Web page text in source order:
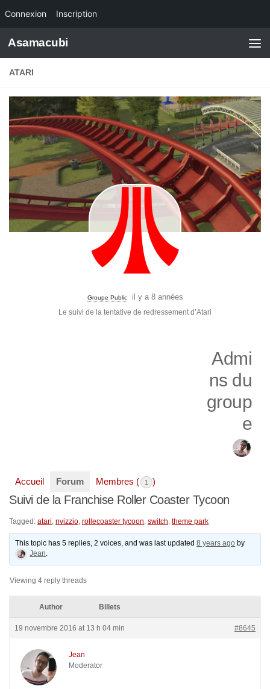
Connexion Inscription
Skip to content
Asamacubi
ATARI
Groupe Public il y a 8 années
Le suivi de la tentative de redressement d’Atari
Admi
ns du
group
e
Accueil Forum Membres ( 1 )
Suivi de la Franchise Roller Coaster Tycoon
Tagged: atari, nvizzio, rollecoaster tycoon, switch, theme park
This topic has 5 replies, 2 voices, and was last updated8 years ago by
Jean.
Viewing 4 reply threads
Author Billets
19 novembre 2016 at 13 h 04 min #8645
Jean
Moderator